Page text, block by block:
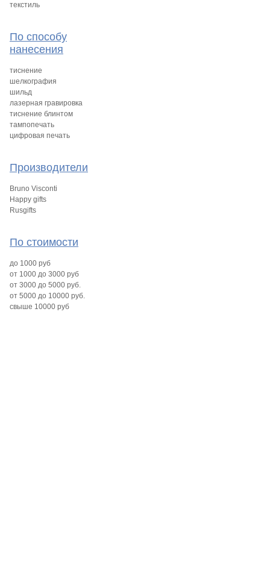
текстиль
По способу
нанесения
тиснение
шелкография
шильд
лазерная гравировка
тиснение блинтом
тампопечать
цифровая печать
Производители
Bruno Visconti
Happy gifts
Rusgifts
По стоимости
до 1000 руб
от 1000 до 3000 руб
от 3000 до 5000 руб.
от 5000 до 10000 руб.
свыше 10000 руб